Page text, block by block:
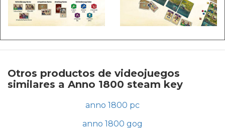
Otros productos de videojuegos
similares a Anno 1800 steam key
anno 1800 pc
anno 1800 gog